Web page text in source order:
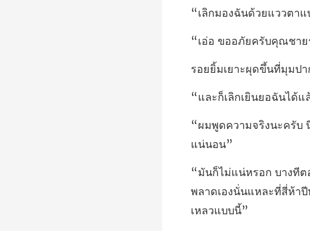
วตา
ณชาย
อฉันได้แ
พลาดเองนั่นแหละที่สี่ห้าปี